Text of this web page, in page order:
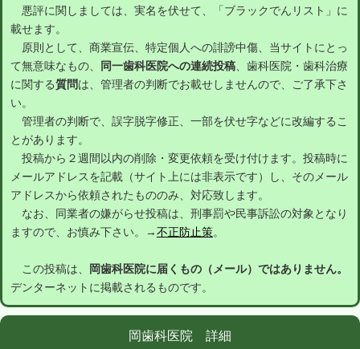
悪評に関しましては、実名を伏せて、「ブラックでんリスト」に
載せます。
原則として、商業宣伝、特定個人への誹謗中傷、当サイトにとっ
て無意味なもの、
同一歯科医院への連続投稿、歯科医院・歯科治療
に関する質問は、管理者の判断でお載せしませんので、ご了承下さ
い。
管理者の判断で、誤字脱字修正、一部を伏せ字などに改編するこ
とがあります。
投稿から２週間以内の削除・変更依頼を受け付けます。投稿時に
メールアドレスを記載（サイト上には非表示です）し、そのメール
アドレスから依頼されたもののみ、対応致します。
なお、同業者の嫌がらせ投稿は、刑事罰や民事訴訟の対象となり
ますので、お慎み下さい。→不正防止策。
この投稿は、
岡歯科医院に届くもの（メール）ではありません。
デンターネットに掲載されるものです。
岡歯科医院 詳細